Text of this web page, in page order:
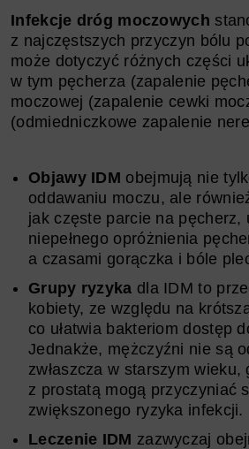
Infekcje dróg moczowych
z najczęstszych przyczyn bólu
może dotyczyć różnych części
w tym pęcherza (zapalenie
moczowej (zapalenie cewki
(odmiedniczkowe zapalenie
Objawy IDM obejmują nie
oddawaniu moczu, ale
jak częste parcie na pęcherz,
niepełnego opróżnienia
a czasami gorączka i bóle
Grupy ryzyka dla IDM to
kobiety, ze względu na
co ułatwia bakteriom dostęp
Jednakże, mężczyźni nie są
zwłaszcza w starszym wieku,
z prostatą mogą przyczyniać
zwiększonego ryzyka infekcji.
Leczenie IDM zazwyczaj